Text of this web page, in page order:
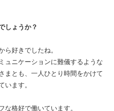
しょうか？
ら好きでしたね。
ュニケーションに難儀するような
まとも、一人ひとり時間をかけて
います。
な格好で働いています。